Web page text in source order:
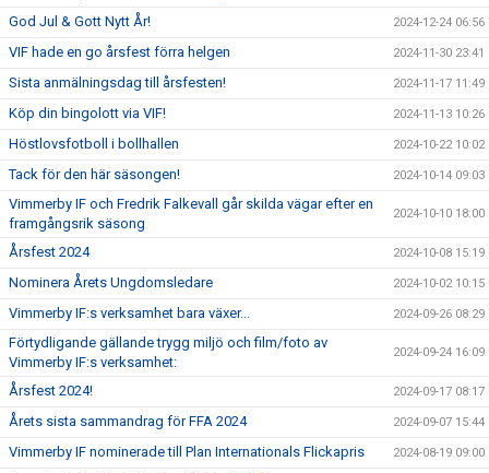
God Jul & Gott Nytt År! 2024-12-24 06:56
VIF hade en go årsfest förra helgen 2024-11-30 23:41
Sista anmälningsdag till årsfesten! 2024-11-17 11:49
Köp din bingolott via VIF! 2024-11-13 10:26
Höstlovsfotboll i bollhallen 2024-10-22 10:02
Tack för den här säsongen! 2024-10-14 09:03
Vimmerby IF och Fredrik Falkevall går skilda vägar efter en
framgångsrik säsong
2024-10-10 18:00
Årsfest 2024 2024-10-08 15:19
Nominera Årets Ungdomsledare 2024-10-02 10:15
Vimmerby IF:s verksamhet bara växer... 2024-09-26 08:29
Förtydligande gällande trygg miljö och film/foto av
Vimmerby IF:s verksamhet:
2024-09-24 16:09
Årsfest 2024! 2024-09-17 08:17
Årets sista sammandrag för FFA 2024 2024-09-07 15:44
Vimmerby IF nominerade till Plan Internationals Flickapris 2024-08-19 09:00